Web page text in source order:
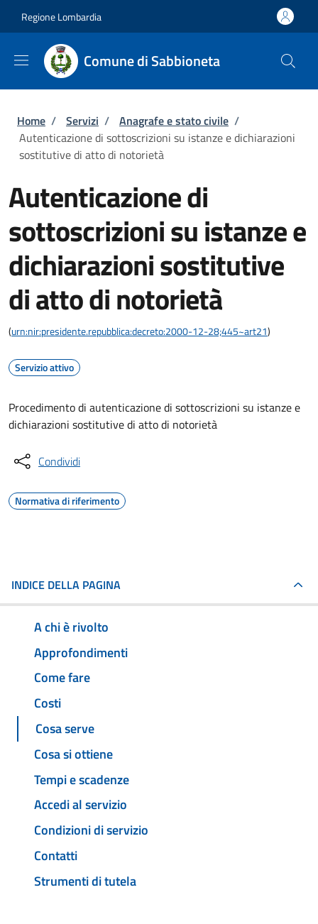
Regione Lombardia
Comune di Sabbioneta
Briciole di pane
Home / Servizi / Anagrafe e stato civile /
Autenticazione di sottoscrizioni su istanze e dichiarazioni
sostitutive di atto di notorietà
Autenticazione di
sottoscrizioni su istanze e
dichiarazioni sostitutive
di atto di notorietà
(urn:nir:presidente.repubblica:decreto:2000-12-28;445~art21)
Servizio attivo
Procedimento di autenticazione di sottoscrizioni su istanze e
dichiarazioni sostitutive di atto di notorietà
Condividi
Normativa di riferimento
INDICE DELLA PAGINA
A chi è rivolto
Approfondimenti
Come fare
Costi
Cosa serve
Cosa si ottiene
Tempi e scadenze
Accedi al servizio
Condizioni di servizio
Contatti
Strumenti di tutela